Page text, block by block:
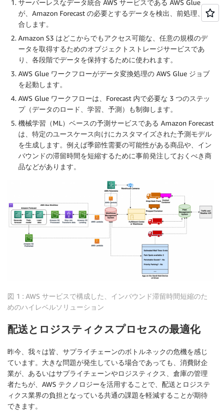
サーバーレスなデータ統合 AWS サービスである AWS Glue
が、Amazon Forecast の必要とするデータを検出、前処理、結
合します。
Amazon S3 はどこからでもアクセス可能な、任意の規模のデ
ータを取得するためのオブジェクトストレージサービスであ
り、各段階でデータを保持するために使われます。
AWS Glue ワークフローがデータ変換処理の AWS Glue ジョブ
を起動します。
AWS Glue ワークフローは、Forecast 内で必要な 3 つのステッ
プ（データのロード、学習、予測）も制御します。
機械学習（ML）ベースの予測サービスである Amazon Forecast
は、特定のユースケース向けにカスタマイズされた予測モデル
を生成します。例えば季節性需要の可能性がある商品や、イン
バウンドの滞留時間を短縮するために事前発注しておくべき商
品などがあります。
図 1 : AWS サービスで構成した、インバウンド滞留時間短縮のた
めのハイレベルソリューション
配送とロジスティクスプロセスの最適化
昨今、我々は皆、サプライチェーンのボトルネックの危機を感じ
ています。大きな問題が発生している場合であっても、消費財企
業が、あるいはサプライチェーンやロジスティクス、倉庫の管理
者たちが、AWS テクノロジーを活用することで、配送とロジステ
ィクス業界の負担となっている共通の課題を軽減することが期待
できます。